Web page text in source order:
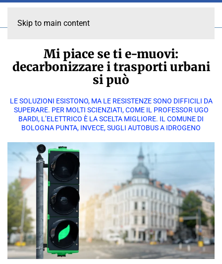
Skip to main content
Mi piace se ti e-muovi:
decarbonizzare i trasporti urbani
si può
LE SOLUZIONI ESISTONO, MA LE RESISTENZE SONO DIFFICILI DA
SUPERARE. PER MOLTI SCIENZIATI, COME IL PROFESSOR UGO
BARDI, L’ELETTRICO È LA SCELTA MIGLIORE. IL COMUNE DI
BOLOGNA PUNTA, INVECE, SUGLI AUTOBUS A IDROGENO